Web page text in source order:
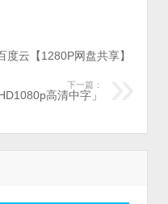
云【1280P网盘共享】
下一篇：
高清中字」